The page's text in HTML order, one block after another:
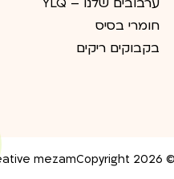
חומרי בסיס
בקבוקים ריקים
mezamCopyright 2026